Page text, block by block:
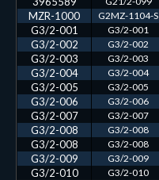
MZR-1000
G2MZ-1104-S
G3/2-001
G3/2-001
G3/2-002
G3/2-002
G3/2-003
G3/2-003
G3/2-004
G3/2-004
G3/2-005
G3/2-005
G3/2-006
G3/2-006
G3/2-007
G3/2-007
G3/2-008
G3/2-008
G3/2-008
G3/2-008
G3/2-009
G3/2-009
G3/2-010
G3/2-010